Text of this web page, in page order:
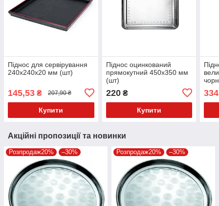
Піднос для сервірування
240х240х20 мм (шт)
145,53 ₴ 207,90 ₴
Купити
Піднос оцинкований
прямокутний 450х350 мм
(шт)
220₴
Купити
Акційні пропозиції та новинки
Розпродаж20% –30% Розпродаж20% –30%